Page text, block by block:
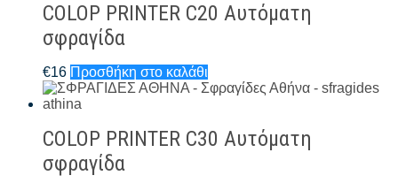
COLOP PRINTER C20 Αυτόματη
σφραγίδα
€16 Προσθήκη στο καλάθι
COLOP PRINTER C30 Αυτόματη
σφραγίδα